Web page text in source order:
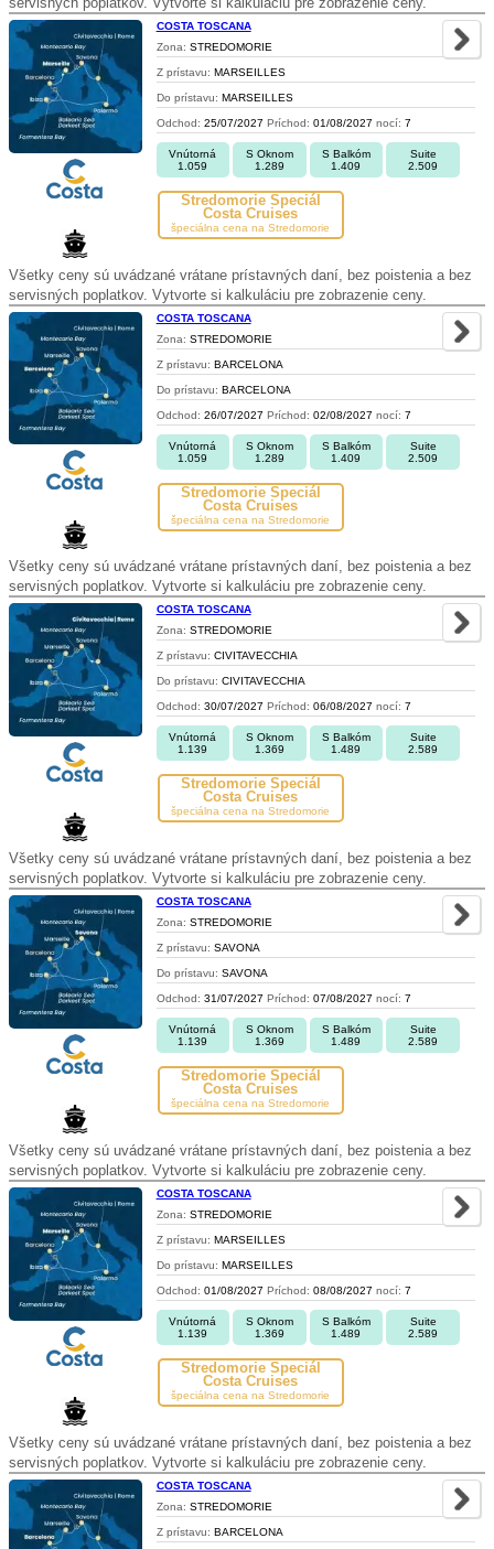
COSTA TOSCANA
Zona: STREDOMORIE
Z prístavu: MARSEILLES
Do prístavu: MARSEILLES
Odchod: 25/07/2027 Príchod: 01/08/2027 nocí: 7
Vnútorná
1.059
S Oknom
1.289
S Balkóm
1.409
Suite
2.509
Stredomorie Špeciál
Costa Cruises
špeciálna cena na Stredomorie
Všetky ceny sú uvádzané vrátane prístavných daní, bez poistenia a bez
servisných poplatkov. Vytvorte si kalkuláciu pre zobrazenie ceny.
COSTA TOSCANA
Zona: STREDOMORIE
Z prístavu: BARCELONA
Do prístavu: BARCELONA
Odchod: 26/07/2027 Príchod: 02/08/2027 nocí: 7
Vnútorná
1.059
S Oknom
1.289
S Balkóm
1.409
Suite
2.509
Stredomorie Špeciál
Costa Cruises
špeciálna cena na Stredomorie
Všetky ceny sú uvádzané vrátane prístavných daní, bez poistenia a bez
servisných poplatkov. Vytvorte si kalkuláciu pre zobrazenie ceny.
COSTA TOSCANA
Zona: STREDOMORIE
Z prístavu: CIVITAVECCHIA
Do prístavu: CIVITAVECCHIA
Odchod: 30/07/2027 Príchod: 06/08/2027 nocí: 7
Vnútorná
1.139
S Oknom
1.369
S Balkóm
1.489
Suite
2.589
Stredomorie Špeciál
Costa Cruises
špeciálna cena na Stredomorie
Všetky ceny sú uvádzané vrátane prístavných daní, bez poistenia a bez
servisných poplatkov. Vytvorte si kalkuláciu pre zobrazenie ceny.
COSTA TOSCANA
Zona: STREDOMORIE
Z prístavu: SAVONA
Do prístavu: SAVONA
Odchod: 31/07/2027 Príchod: 07/08/2027 nocí: 7
Vnútorná
1.139
S Oknom
1.369
S Balkóm
1.489
Suite
2.589
Stredomorie Špeciál
Costa Cruises
špeciálna cena na Stredomorie
Všetky ceny sú uvádzané vrátane prístavných daní, bez poistenia a bez
servisných poplatkov. Vytvorte si kalkuláciu pre zobrazenie ceny.
COSTA TOSCANA
Zona: STREDOMORIE
Z prístavu: MARSEILLES
Do prístavu: MARSEILLES
Odchod: 01/08/2027 Príchod: 08/08/2027 nocí: 7
Vnútorná
1.139
S Oknom
1.369
S Balkóm
1.489
Suite
2.589
Stredomorie Špeciál
Costa Cruises
špeciálna cena na Stredomorie
Všetky ceny sú uvádzané vrátane prístavných daní, bez poistenia a bez
servisných poplatkov. Vytvorte si kalkuláciu pre zobrazenie ceny.
COSTA TOSCANA
Zona: STREDOMORIE
Z prístavu: BARCELONA